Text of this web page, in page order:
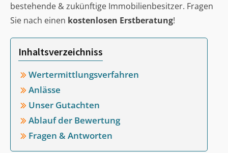
bestehende & zukünftige Immobilienbesitzer. Fragen
Sie nach einen kostenlosen Erstberatung!
Inhaltsverzeichniss
Wertermittlungsverfahren
Anlässe
Unser Gutachten
Ablauf der Bewertung
Fragen & Antworten